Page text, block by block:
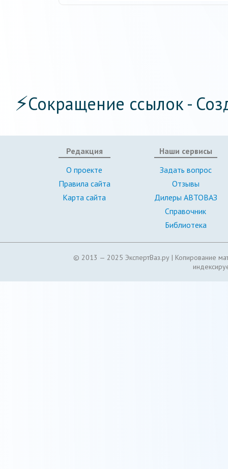
⚡Сокращение ссылок -
Редакция
О проекте
Правила сайта
Карта сайта
Наши сервисы
Задать вопрос
Отзывы
Дилеры АВТОВАЗ
Справочник
Библиотека
© 2013 — 2025 ЭкспертВаз.ру | Копирование